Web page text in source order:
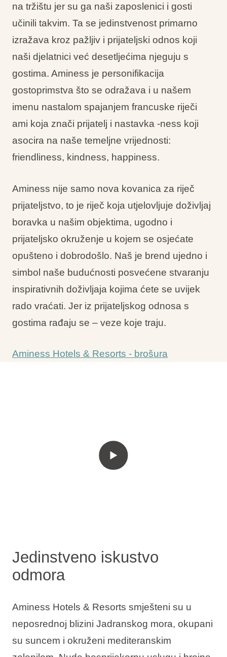
Brandovi
Ami Loyalty program
Blogovi
na tržištu jer su ga naši zaposlenici i gosti
učinili takvim. Ta se jedinstvenost primarno
izražava kroz pažljiv i prijateljski odnos koji
naši djelatnici već desetljećima njeguju s
gostima. Aminess je personifikacija
gostoprimstva što se odražava i u našem
imenu nastalom spajanjem francuske riječi
ami koja znači prijatelj i nastavka -ness koji
asocira na naše temeljne vrijednosti:
friendliness, kindness, happiness.
Aminess nije samo nova kovanica za riječ
prijateljstvo, to je riječ koja utjelovljuje doživljaj
boravka u našim objektima, ugodno i
prijateljsko okruženje u kojem se osjećate
opušteno i dobrodošlo. Naš je brend ujedno i
simbol naše budućnosti posvećene stvaranju
inspirativnih doživljaja kojima ćete se uvijek
rado vraćati. Jer iz prijateljskog odnosa s
gostima rađaju se – veze koje traju.
Aminess Hotels & Resorts - brošura
Jedinstveno iskustvo
odmora
Aminess Hotels & Resorts smješteni su u
neposrednoj blizini Jadranskog mora, okupani
su suncem i okruženi mediteranskim